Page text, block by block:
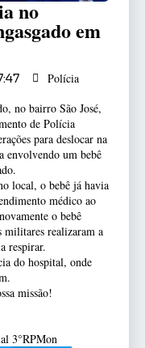
no
em
Polícia
no bairro São José,
de Polícia
para deslocar na
envolvendo um bebê
local, o bebê já havia
médico ao
o bebê
militares realizaram a
respirar.
do hospital, onde
missão!
3°RPMon